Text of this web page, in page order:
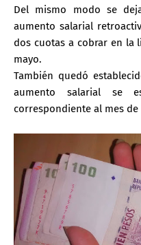
Del mismo modo se
aumento salarial
dos cuotas a cobrar en la
mayo.
También quedó
aumento salarial se
correspondiente al mes de